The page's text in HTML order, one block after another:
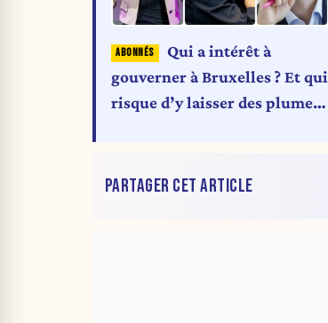
Qui a intérêt à
gouverner à Bruxelles ? Et qui
risque d’y laisser des plumes
PARTAGER CET ARTICLE